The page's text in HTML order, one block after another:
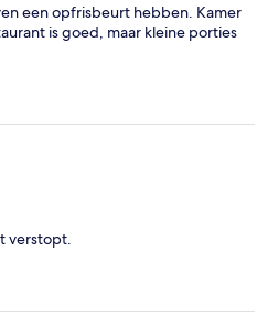
een opfrisbeurt hebben. Kamer
is goed, maar kleine porties
verstopt.